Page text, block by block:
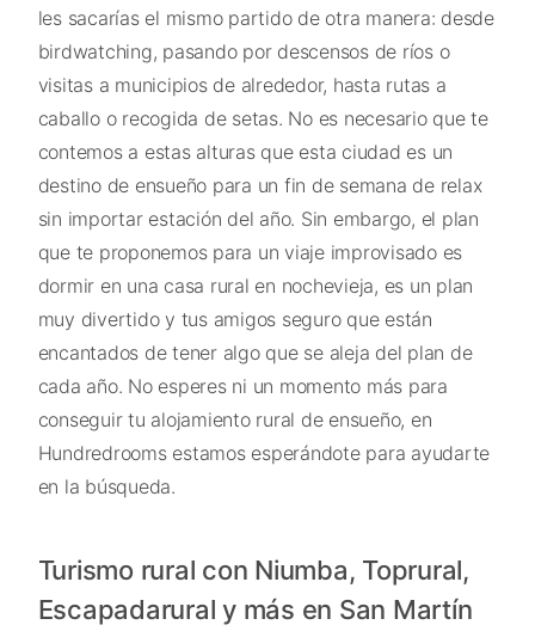
les sacarías el mismo partido de otra manera: desde
birdwatching, pasando por descensos de ríos o
visitas a municipios de alrededor, hasta rutas a
caballo o recogida de setas. No es necesario que te
contemos a estas alturas que esta ciudad es un
destino de ensueño para un fin de semana de relax
sin importar estación del año. Sin embargo, el plan
que te proponemos para un viaje improvisado es
dormir en una casa rural en nochevieja, es un plan
muy divertido y tus amigos seguro que están
encantados de tener algo que se aleja del plan de
cada año. No esperes ni un momento más para
conseguir tu alojamiento rural de ensueño, en
Hundredrooms estamos esperándote para ayudarte
en la búsqueda.
Turismo rural con Niumba, Toprural,
Escapadarural y más en San Martín